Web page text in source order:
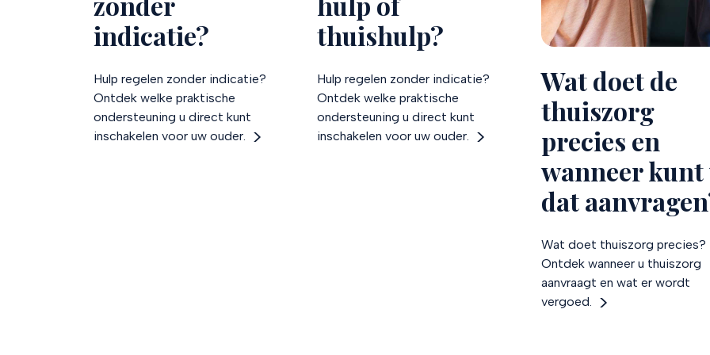
indicatie?
Hulp regelen zonder indicatie?
Ontdek welke praktische
ondersteuning u direct kunt
inschakelen voor uw ouder.
thuishulp?
Hulp regelen zonder indicatie?
Ontdek welke praktische
ondersteuning u direct kunt
inschakelen voor uw ouder.
Wat doet de
thuiszorg
precies en
wanneer kunt
dat
Wat doet thuiszorg precies?
Ontdek wanneer u thuiszorg
aanvraagt en wat er wordt
vergoed.